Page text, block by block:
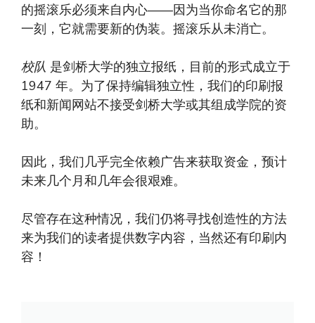
的摇滚乐必须来自内心——因为当你命名它的那
一刻，它就需要新的伪装。摇滚乐从未消亡。
校队 是剑桥大学的独立报纸，目前的形式成立于
1947 年。为了保持编辑独立性，我们的印刷报
纸和新闻网站不接受剑桥大学或其组成学院的资
助。
因此，我们几乎完全依赖广告来获取资金，预计
未来几个月和几年会很艰难。
尽管存在这种情况，我们仍将寻找创造性的方法
来为我们的读者提供数字内容，当然还有印刷内
容！